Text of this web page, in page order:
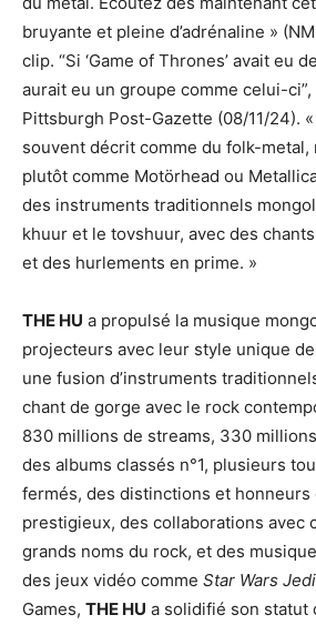
bruyante et pleine d’adrénaline »
clip. “Si ‘Game of Thrones’ avait eu
aurait eu un groupe comme celui-ci”,
Pittsburgh Post-Gazette (08/11/24).
souvent décrit comme du folk-metal,
plutôt comme Motörhead ou
des instruments traditionnels
khuur et le tovshuur, avec des
et des hurlements en prime. »
THE HU a propulsé la musique
projecteurs avec leur style unique de
une fusion d’instruments
chant de gorge avec le rock
830 millions de streams, 330
des albums classés n°1, plusieurs
fermés, des distinctions et
prestigieux, des collaborations avec
grands noms du rock, et des
des jeux vidéo comme Star Wars
Games, THE HU a solidifié son statut